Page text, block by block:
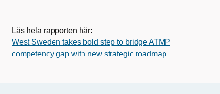
Läs hela rapporten här:
West Sweden takes bold step to bridge ATMP
competency gap with new strategic roadmap.